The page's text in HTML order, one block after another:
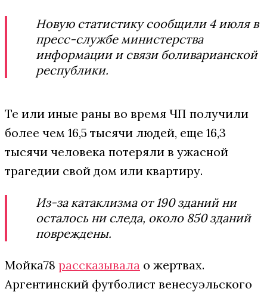
Новую статистику сообщили 4 июля в
пресс-службе министерства
информации и связи боливарианской
республики.
Те или иные раны во время ЧП получили
более чем 16,5 тысячи людей, еще 16,3
тысячи человека потеряли в ужасной
трагедии свой дом или квартиру.
Из-за катаклизма от 190 зданий ни
осталось ни следа, около 850 зданий
повреждены.
Мойка78 рассказывала о жертвах.
Аргентинский футболист венесуэльского